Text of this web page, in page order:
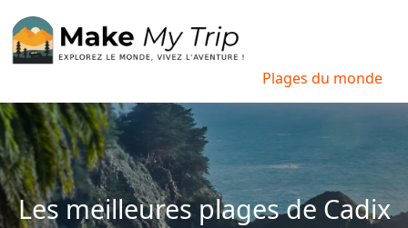
Plages du monde
Les meilleures plages de Cadix